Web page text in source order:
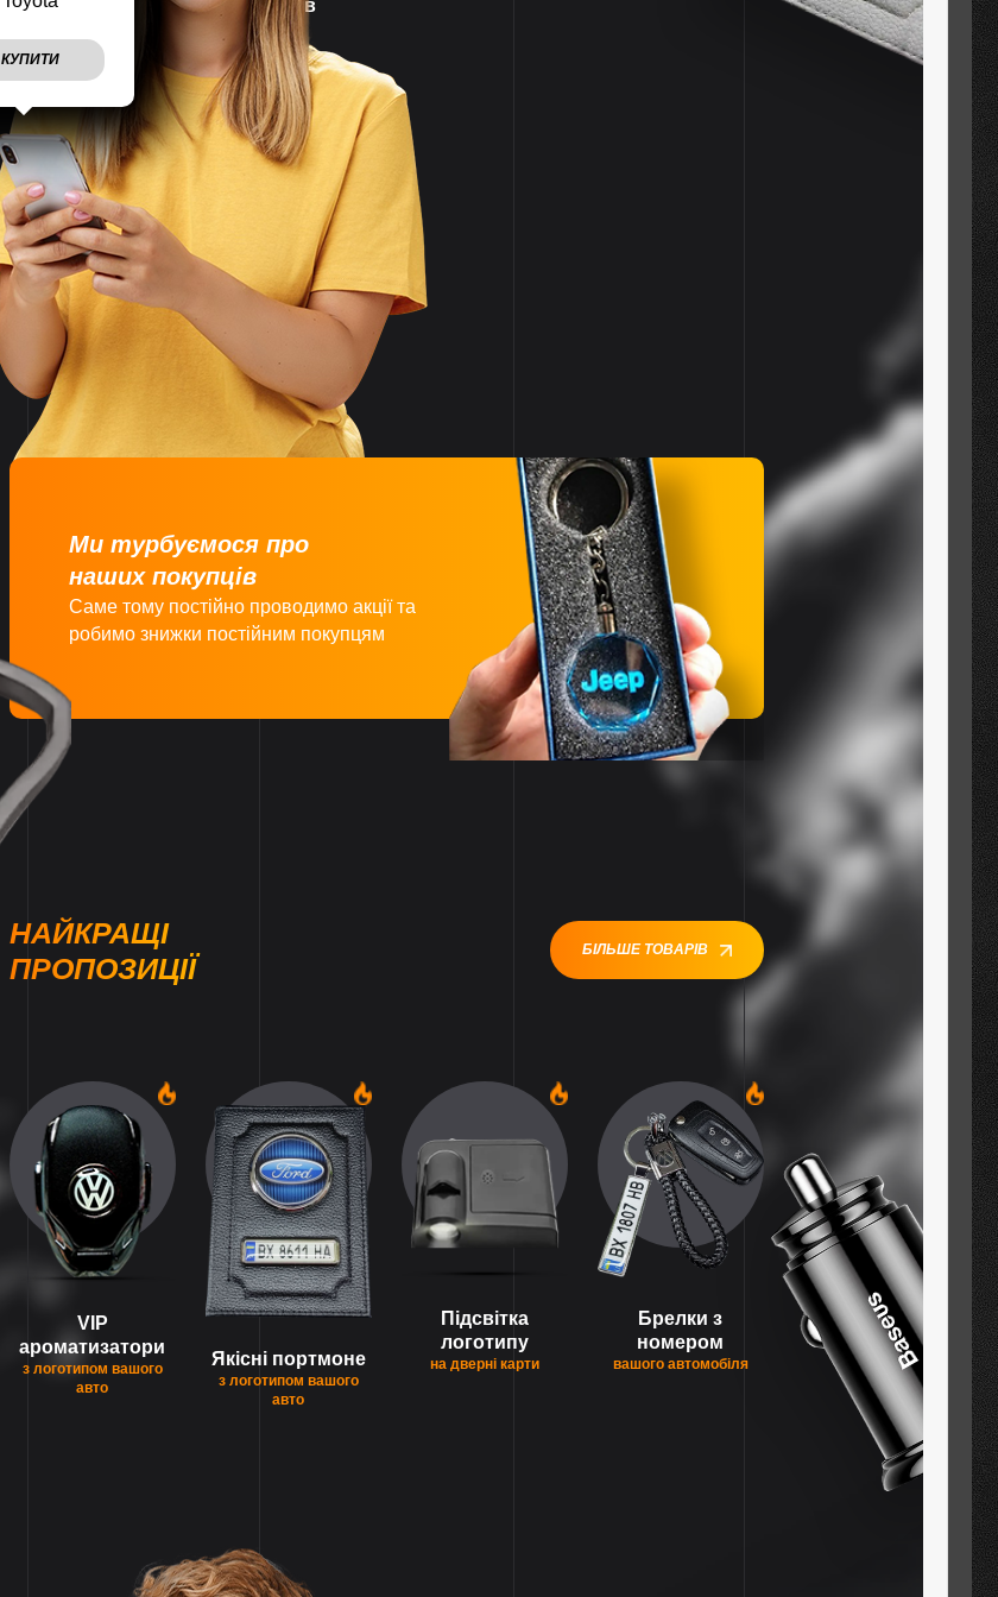
КУПИТИ
Наш магазин працює7 днів
Враховуємопобажання
клієнтів
Швидковідправляємо
замовлення
Великий асортимент
товарів
Ми турбуємося про
наших покупців
Саме тому постійно проводимо акції та
робимо знижки постійним покупцям
НАЙКРАЩІ
ПРОПОЗИЦІЇ
БІЛЬШЕ ТОВАРІВ
VIP
ароматизатори
з логотипом вашого
авто
Якісні портмоне
з логотипом вашого
авто
Підсвітка
логотипу
на дверні карти
Брелки з
номером
вашого автомобіля